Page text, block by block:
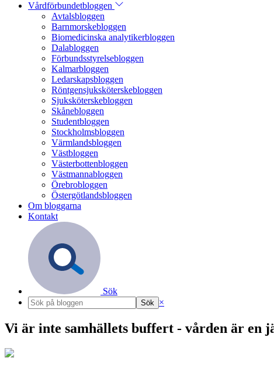
Vårdförbundetbloggen
Avtalsbloggen
Barnmorskebloggen
Biomedicinska analytikerbloggen
Dalabloggen
Förbundsstyrelsebloggen
Kalmarbloggen
Ledarskapsbloggen
Röntgensjuksköterskebloggen
Sjuksköterskebloggen
Skånebloggen
Studentbloggen
Stockholmsbloggen
Värmlandsbloggen
Västbloggen
Västerbottenbloggen
Västmannabloggen
Örebrobloggen
Östergötlandsbloggen
Om bloggarna
Kontakt
Sök
×
Vi är inte samhällets buffert - vården är en